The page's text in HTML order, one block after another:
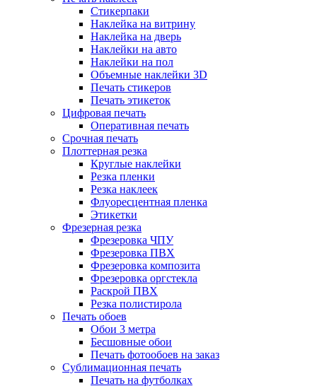
Стикерпаки
Наклейка на витрину
Наклейка на дверь
Наклейки на авто
Наклейки на пол
Объемные наклейки 3D
Печать стикеров
Печать этикеток
Цифровая печать
Оперативная печать
Срочная печать
Плоттерная резка
Круглые наклейки
Резка пленки
Резка наклеек
Флуоресцентная пленка
Этикетки
Фрезерная резка
Фрезеровка ЧПУ
Фрезеровка ПВХ
Фрезеровка композита
Фрезеровка оргстекла
Раскрой ПВХ
Резка полистирола
Печать обоев
Обои 3 метра
Бесшовные обои
Печать фотообоев на заказ
Сублимационная печать
Печать на футболках